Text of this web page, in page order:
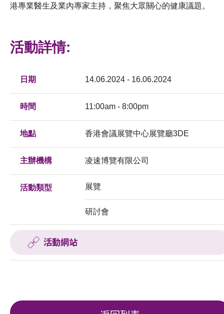
港專業醫生及業內專家主持，聚焦大眾關心的健康議題。
活動詳情:
日期 14.06.2024 - 16.06.2024
時間 11:00am - 8:00pm
地點 香港會議展覽中心展覽廳3DE
主辦機構 凌速博覽有限公司
活動類型 展覽
研討會
活動網站